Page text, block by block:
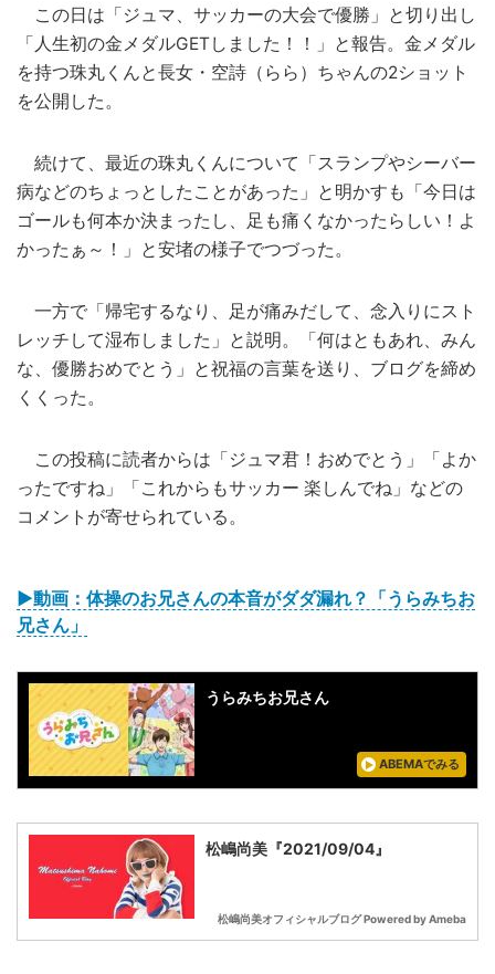
この日は「ジュマ、サッカーの大会で優勝」と切り出し
「人生初の金メダルGETしました！！」と報告。金メダル
を持つ珠丸くんと長女・空詩（らら）ちゃんの2ショット
を公開した。
続けて、最近の珠丸くんについて「スランプやシーバー
病などのちょっとしたことがあった」と明かすも「今日は
ゴールも何本か決まったし、足も痛くなかったらしい！よ
かったぁ～！」と安堵の様子でつづった。
一方で「帰宅するなり、足が痛みだして、念入りにスト
レッチして湿布しました」と説明。「何はともあれ、みん
な、優勝おめでとう」と祝福の言葉を送り、ブログを締め
くくった。
この投稿に読者からは「ジュマ君！おめでとう」「よか
ったですね」「これからもサッカー 楽しんでね」などの
コメントが寄せられている。
▶動画：体操のお兄さんの本音がダダ漏れ？「うらみちお
兄さん」
うらみちお兄さん
ABEMAでみる
松嶋尚美『2021/09/04』
松嶋尚美オフィシャルブログ Powered by Ameba